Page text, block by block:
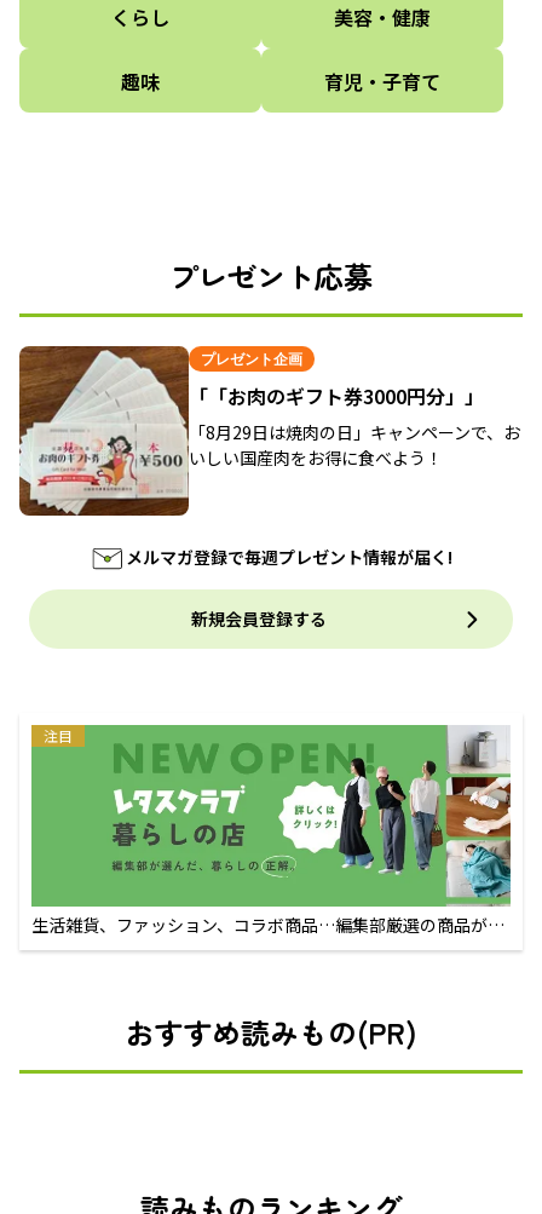
くらし 美容・健康
趣味 育児・子育て
プレゼント応募
プレゼント企画
「「お肉のギフト券3000円分」」
「8月29日は焼肉の日」キャンペーンで、お
いしい国産肉をお得に食べよう！
メルマガ登録で毎週プレゼント情報が届く!
新規会員登録する
注目
生活雑貨、ファッション、コラボ商品…編集部厳選の商品が買
えるECサイト
おすすめ読みもの(PR)